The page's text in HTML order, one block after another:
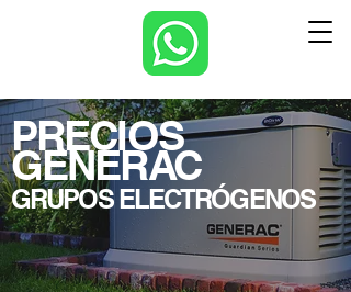
PRECIOS
GENERAC
GRUPOS ELECTRÓGENOS